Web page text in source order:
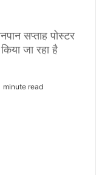
सप्ताह पोस्टर
जा रहा है
minute read